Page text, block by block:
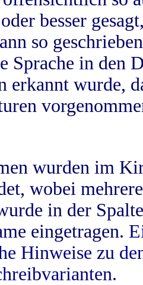
besser
so
Sprache in
erkannt wurde,
wurden im
wobei
in der
eingetragen.
Hinweise zu